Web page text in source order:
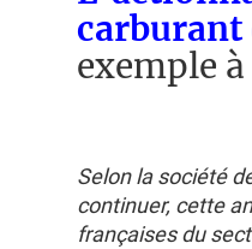
carburant
exemple
Selon la société
continuer, cette
françaises du